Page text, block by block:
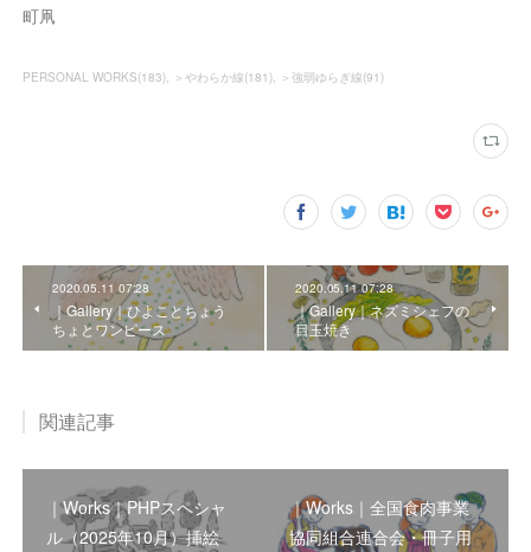
町凧
PERSONAL WORKS(183) ＞やわらか線(181) ＞強弱ゆらぎ線(91)
2020.05.11 07:28
｜Gallery｜ひよことちょう
ちょとワンピース
2020.05.11 07:28
｜Gallery｜ネズミシェフの
目玉焼き
関連記事
｜Works｜PHPスペシャ
ル（2025年10月）挿絵
｜Works｜全国食肉事業
協同組合連合会・冊子用